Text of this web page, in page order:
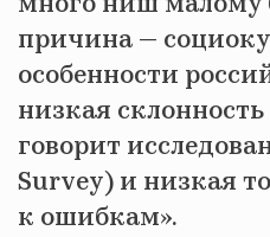
причина —
особенности
низкая
говорит
Survey) и низкая
к ошибкам».